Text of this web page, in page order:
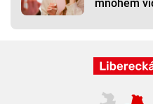
mnohem